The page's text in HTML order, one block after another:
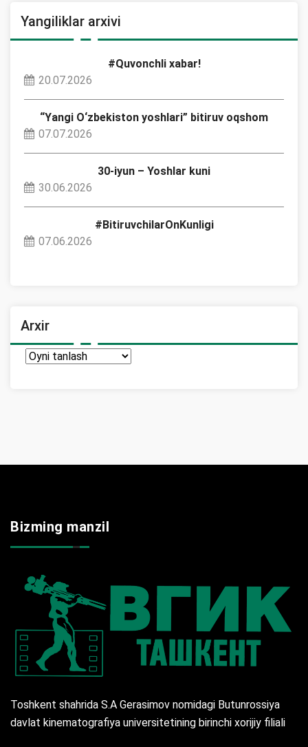
Yangiliklar arxivi
#Quvonchli xabar!
20.07.2026
“Yangi O‘zbekiston yoshlari” bitiruv oqshom
07.07.2026
30-iyun – Yoshlar kuni
30.06.2026
#BitiruvchilarOnKunligi
07.06.2026
Arxir
Arxir
Bizming manzil
Toshkent shahrida S.A Gerasimov nomidagi Butunrossiya
davlat kinematografiya universitetining birinchi xorijiy filiali